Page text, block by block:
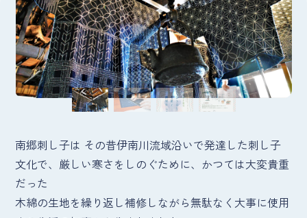
南郷刺し子は その昔伊南川流域沿いで発達した刺し子
文化で、厳しい寒さをしのぐために、かつては大変貴重
だった
木綿の生地を繰り返し補修しながら無駄なく大事に使用